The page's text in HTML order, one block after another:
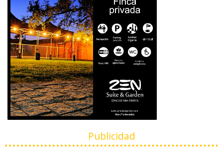
Publicidad